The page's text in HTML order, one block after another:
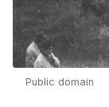
Public domain